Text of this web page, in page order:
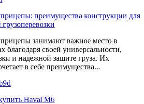
преимущества конструкции для
занимают важное место в
благодаря своей универсальности,
и надежной защите груза. Их
в себе преимущества...
Haval M6